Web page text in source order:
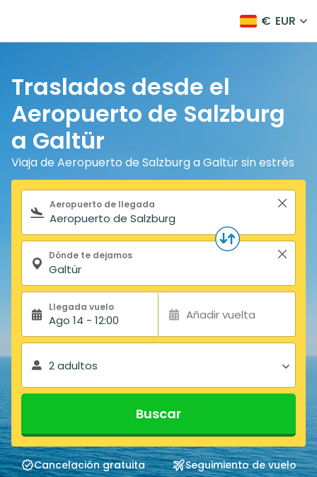
€ EUR
Traslados desde el
Aeropuerto de Salzburg
a Galtür
Viaja de Aeropuerto de Salzburg a Galtür sin estrés
Formulario de búsqueda
Aeropuerto de llegada
Dónde te dejamos
Llegada vuelo
Ago 14 - 12:00 Añadir vuelta
2 adultos
Buscar
Cancelación gratuita
Seguimiento de vuelo